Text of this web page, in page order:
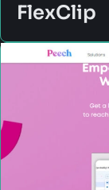
FlexClip